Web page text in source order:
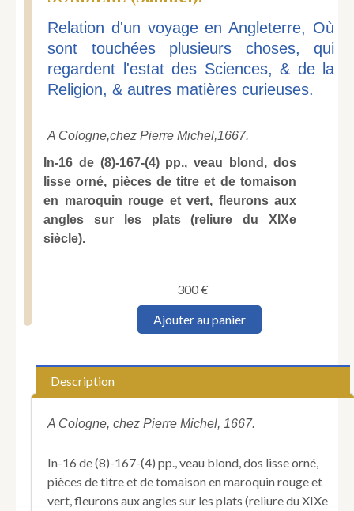
Relation d'un voyage en Angleterre, Où
sont touchées plusieurs choses, qui
regardent l'estat des Sciences, & de la
Religion, & autres matières curieuses.
A Cologne,chez Pierre Michel,1667.
In-16 de (8)-167-(4) pp., veau blond, dos
lisse orné, pièces de titre et de tomaison
en maroquin rouge et vert, fleurons aux
angles sur les plats (reliure du XIXe
siècle).
300€
quantité
en
sont
touchées
plusieurs
Ajouter au panier
Description
A Cologne, chez Pierre Michel, 1667.
In-16 de (8)-167-(4) pp., veau blond, dos lisse orné,
pièces de titre et de tomaison en maroquin rouge et
vert, fleurons aux angles sur les plats (reliure du XIXe